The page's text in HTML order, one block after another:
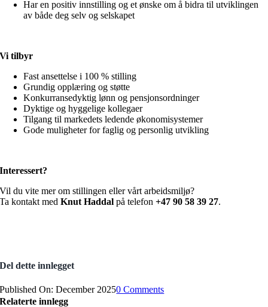
Har en positiv innstilling og et ønske om å bidra til utviklingen
av både deg selv og selskapet
Vi tilbyr
Fast ansettelse i 100 % stilling
Grundig opplæring og støtte
Konkurransedyktig lønn og pensjonsordninger
Dyktige og hyggelige kollegaer
Tilgang til markedets ledende økonomisystemer
Gode muligheter for faglig og personlig utvikling
Interessert?
Vil du vite mer om stillingen eller vårt arbeidsmiljø?
Ta kontakt medKnut Haddal på telefon+47 90 58 39 27.
Del dette innlegget
Published On: December 20250 Commentson
Relaterte innlegg